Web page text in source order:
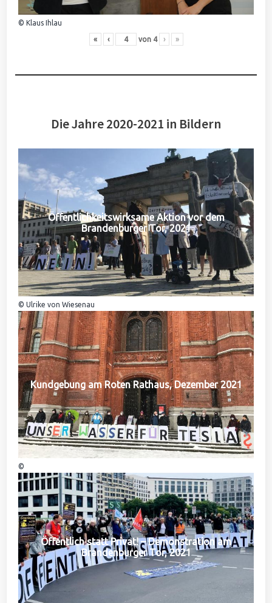
© Klaus Ihlau
« ‹ von 4 › »
Die Jahre 2020-2021 in Bildern
Öffentlichkeitswirksame Aktion vor dem
Brandenburger Tor, 2021
© Ulrike von Wiesenau
Kundgebung am Roten Rathaus, Dezember 2021
©
Öffentlich statt Privat! – Demonstration am
Brandenburger Tor, 2021